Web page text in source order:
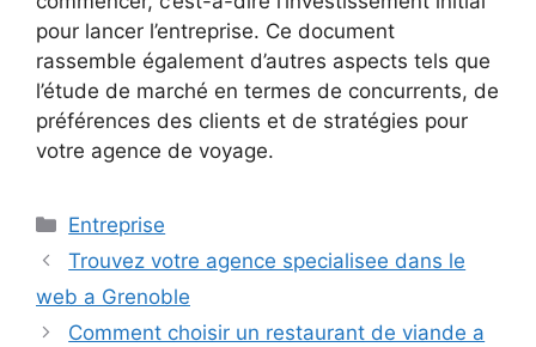
pour lancer l’entreprise. Ce document
rassemble également d’autres aspects tels que
l’étude de marché en termes de concurrents, de
préférences des clients et de stratégies pour
votre agence de voyage.
Catégories
Entreprise
Trouvez votre agence specialisee dans le
web a Grenoble
Comment choisir un restaurant de viande a